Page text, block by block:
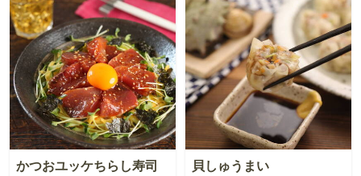
かつおユッケちらし寿司 貝しゅうまい